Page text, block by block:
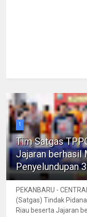
1
Tim Satgas
Jajaran berhasil
Penyelundupan
PEKANBARU -
(Satgas) Tindak
Riau beserta Jajaran